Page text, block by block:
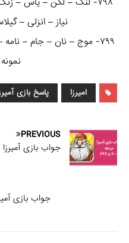
نیاز – انزلی –
۷۹۹- موج – نان – جام –
امیرزا پاسخ بازی
PREVIOUS
جواب بازی آمیرزا مرحله
جواب بازی آمیرزا